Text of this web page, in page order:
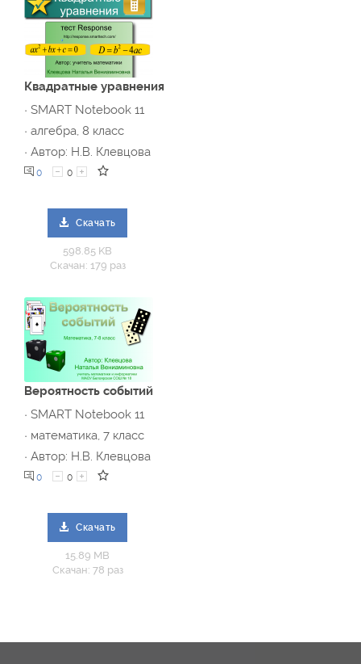
Квадратные уравнения
· SMART Notebook 11
· алгебра, 8 класс
· Автор: Н.В. Клевцова
0 0
Скачать
598.85 KB
Скачан: 179 раз
Вероятность событий
· SMART Notebook 11
· математика, 7 класс
· Автор: Н.В. Клевцова
0 0
Скачать
15.89 MB
Скачан: 78 раз